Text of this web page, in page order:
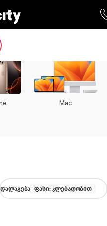
Mac
ᲓᲐᲚᲐᲒᲔᲑᲐ ფასი: კლებადობით